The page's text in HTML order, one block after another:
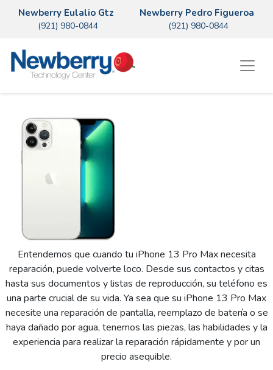
Newberry Eulalio Gtz
(921) 980-0844
Newberry Pedro Figueroa
(921) 980-0844
Entendemos que cuando tu iPhone 13 Pro Max necesita
reparación, puede volverte loco. Desde sus contactos y citas
hasta sus documentos y listas de reproducción, su teléfono es
una parte crucial de su vida. Ya sea que su iPhone 13 Pro Max
necesite una reparación de pantalla, reemplazo de batería o se
haya dañado por agua, tenemos las piezas, las habilidades y la
experiencia para realizar la reparación rápidamente y por un
precio asequible.